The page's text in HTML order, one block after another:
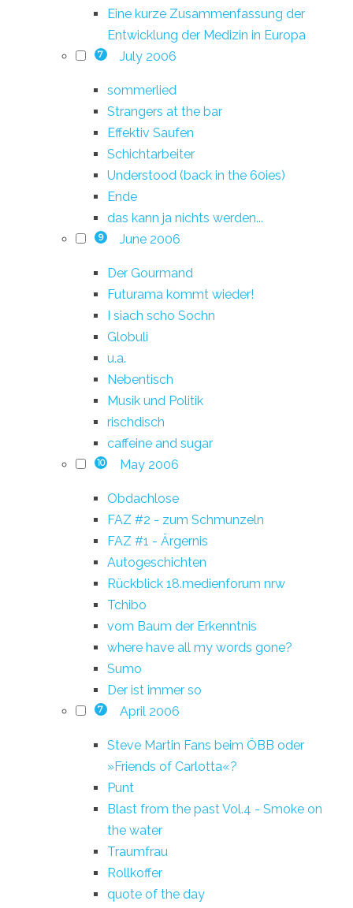
Eine kurze Zusammenfassung der
Entwicklung der Medizin in Europa
7 July 2006
sommerlied
Strangers at the bar
Effektiv Saufen
Schichtarbeiter
Understood (back in the 60ies)
Ende
das kann ja nichts werden...
9 June 2006
Der Gourmand
Futurama kommt wieder!
I siach scho Sochn
Globuli
u.a.
Nebentisch
Musik und Politik
rischdisch
caffeine and sugar
10 May 2006
Obdachlose
FAZ #2 - zum Schmunzeln
FAZ #1 - Ärgernis
Autogeschichten
Rückblick 18.medienforum nrw
Tchibo
vom Baum der Erkenntnis
where have all my words gone?
Sumo
Der ist immer so
7 April 2006
Steve Martin Fans beim ÖBB oder
»Friends of Carlotta«?
Punt
Blast from the past Vol.4 - Smoke on
the water
Traumfrau
Rollkoffer
quote of the day